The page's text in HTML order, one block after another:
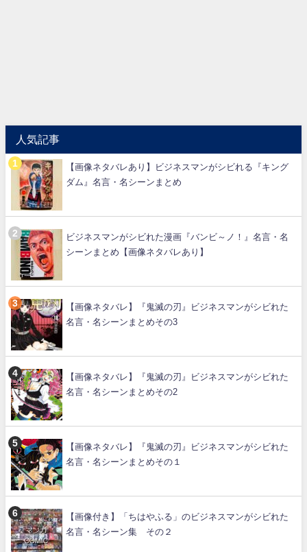
人気記事
【画像ネタバレあり】ビジネスマンがシビれる『キング
ダム』名言・名シーンまとめ
ビジネスマンがシビれた漫画『バンビ～ノ！』名言・名
シーンまとめ【画像ネタバレあり】
【画像ネタバレ】『鬼滅の刃』ビジネスマンがシビれた
名言・名シーンまとめその3
【画像ネタバレ】『鬼滅の刃』ビジネスマンがシビれた
名言・名シーンまとめその2
【画像ネタバレ】『鬼滅の刃』ビジネスマンがシビれた
名言・名シーンまとめその１
【画像付き】「ちはやふる」のビジネスマンがシビれた
名言・名シーン集 その２